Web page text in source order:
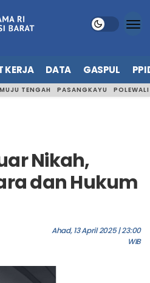
KERJA DATA GASPUL
TENGAH PASANGKAYU
Nikah,
dan Hukum
Ahad, 13 April 2025 | 23:00
WIB